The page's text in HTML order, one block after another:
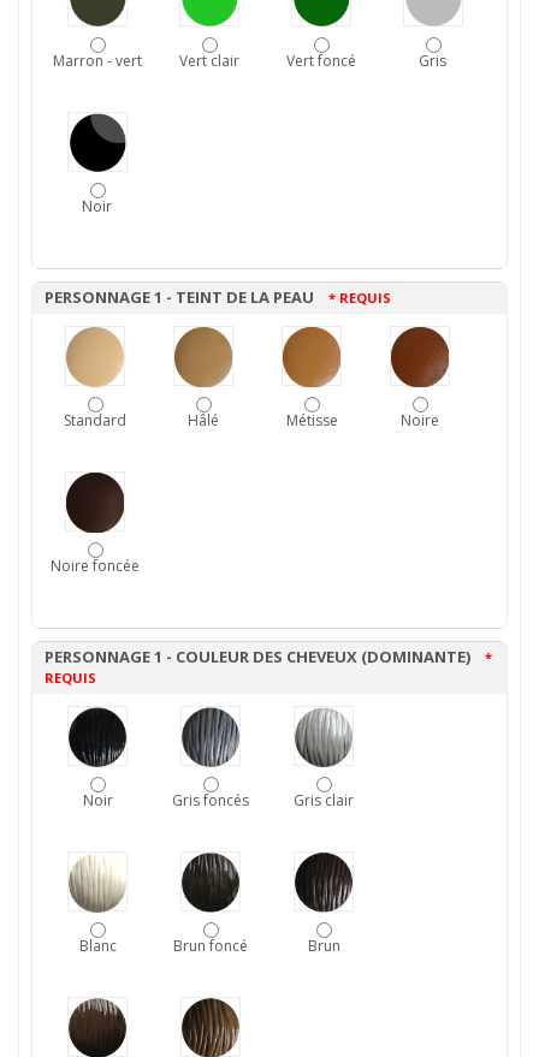
Marron - vert Vert clair Vert foncé Gris
Noir
PERSONNAGE 1 - TEINT DE LA PEAU * REQUIS
Standard Hâlé Métisse Noire
Noire foncée
PERSONNAGE 1 - COULEUR DES CHEVEUX (DOMINANTE) *
REQUIS
Noir Gris foncés Gris clair
Blanc Brun foncé Brun